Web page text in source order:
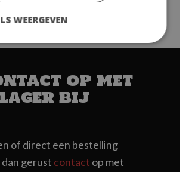
op met
bij
of direct een bestelling
gerust contact op met
WEERGEVEN